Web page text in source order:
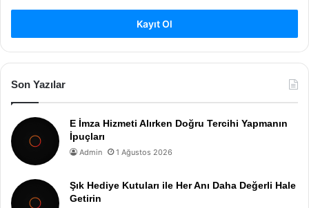
Kayıt Ol
Son Yazılar
E İmza Hizmeti Alırken Doğru Tercihi Yapmanın
İpuçları
Admin 1 Ağustos 2026
Şık Hediye Kutuları ile Her Anı Daha Değerli Hale
Getirin